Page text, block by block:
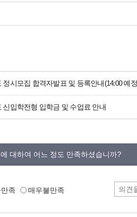
정시모집 합격자발표 및 등록안내(14:00 예
신입학전형 입학금 및 수업료 안내
대하여 어느 정도 만족하셨습니까?
족 매우불만족